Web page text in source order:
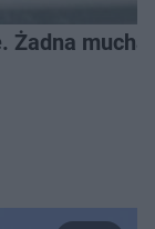
Żadna